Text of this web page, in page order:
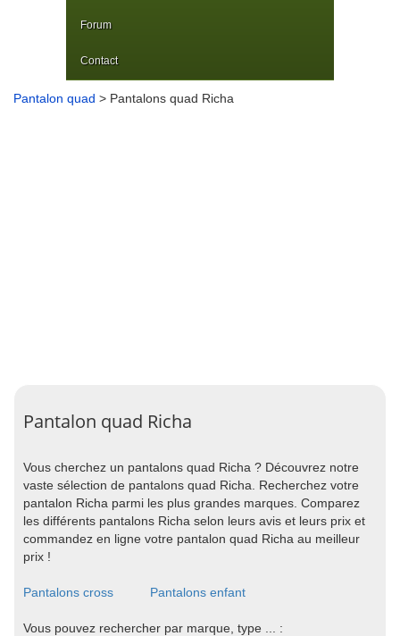
Forum
Contact
Pantalon quad > Pantalons quad Richa
Pantalon quad Richa
Vous cherchez un pantalons quad Richa ? Découvrez notre
vaste sélection de pantalons quad Richa. Recherchez votre
pantalon Richa parmi les plus grandes marques. Comparez
les différents pantalons Richa selon leurs avis et leurs prix et
commandez en ligne votre pantalon quad Richa au meilleur
prix !
Pantalons cross Pantalons enfant
Vous pouvez rechercher par marque, type ... :